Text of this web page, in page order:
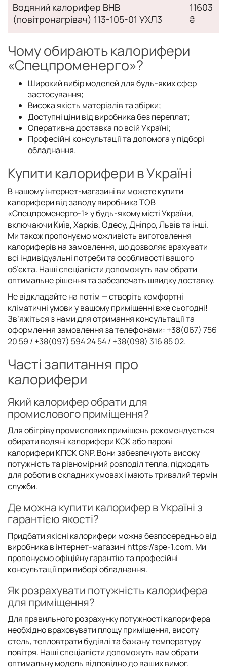
Водяний калорифер ВНВ
(повітронагрівач) 113-105-01 УХЛ3
11603
₴
Чому обирають калорифери
«Спецпроменерго»?
Широкий вибір моделей для будь-яких сфер
застосування;
Висока якість матеріалів та збірки;
Доступні ціни від виробника без переплат;
Оперативна доставка по всій Україні;
Професійні консультації та допомога у підборі
обладнання.
Купити калорифери в Україні
В нашому інтернет-магазині ви можете купити
калорифери від заводу виробника ТОВ
«Спецпроменерго-1» у будь-якому місті України,
включаючи Київ, Харків, Одесу, Дніпро, Львів та інші.
Ми також пропонуємо можливість виготовлення
калориферів на замовлення, що дозволяє врахувати
всі індивідуальні потреби та особливості вашого
об’єкта. Наші спеціалісти допоможуть вам обрати
оптимальне рішення та забезпечать швидку доставку.
Не відкладайте на потім — створіть комфортні
кліматичні умови у вашому приміщенні вже сьогодні!
Зв’яжіться з нами для отримання консультації та
оформлення замовлення за телефонами: +38(067) 756
20 59 / +38(097) 594 24 54 / +38(098) 316 85 02.
Часті запитання про
калорифери
Який калорифер обрати для
промислового приміщення?
Для обігріву промислових приміщень рекомендується
обирати водяні калорифери КСК або парові
калорифери КПСК GNP. Вони забезпечують високу
потужність та рівномірний розподіл тепла, підходять
для роботи в складних умовах і мають тривалий термін
служби.
Де можна купити калорифер в Україні з
гарантією якості?
Придбати якісні калорифери можна безпосередньо від
виробника в інтернет-магазині https://spe-1.com. Ми
пропонуємо офіційну гарантію та професійні
консультації при виборі обладнання.
Як розрахувати потужність калорифера
для приміщення?
Для правильного розрахунку потужності калорифера
необхідно враховувати площу приміщення, висоту
стель, тепловтрати будівлі та бажану температуру
повітря. Наші спеціалісти допоможуть вам обрати
оптимальну модель відповідно до ваших вимог.